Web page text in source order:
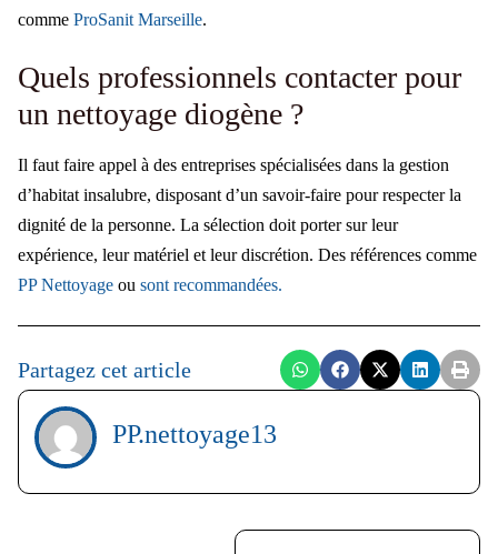
comme ProSanit Marseille.
Quels professionnels contacter pour
un nettoyage diogène ?
Il faut faire appel à des entreprises spécialisées dans la gestion
d’habitat insalubre, disposant d’un savoir-faire pour respecter la
dignité de la personne. La sélection doit porter sur leur
expérience, leur matériel et leur discrétion. Des références comme
PP Nettoyage ou sont recommandées.
Partagez cet article
PP.nettoyage13